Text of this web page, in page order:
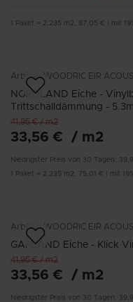
Paket = 2,235 m2 87,05 € mit
Arbiton WOODRIC EIR
NORDLAND Eiche -
Trittschalldämmung -
41,95 €/m2
33,56 € / m2
Niedrigster Preis von 30 Tagen:
Paket = 2,235 m2 75,01 € mit
Arbiton WOODRIC EIR
GARLAND Eiche - Klick
41,95 €/m2
33,56 € / m2
Niedrigster Preis von 30 Tagen: